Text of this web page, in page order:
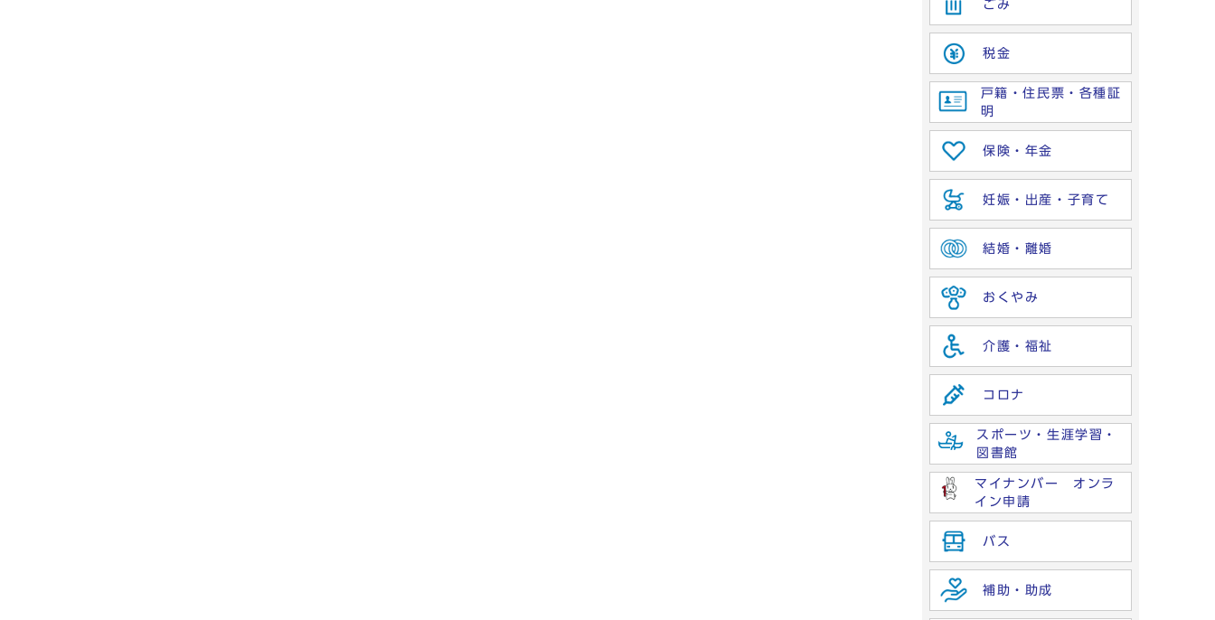
ごみ
税金
戸籍・住民票・各種証
明
保険・年金
妊娠・出産・子育て
結婚・離婚
おくやみ
介護・福祉
コロナ
スポーツ・生涯学習・
図書館
マイナンバー オンラ
イン申請
バス
補助・助成